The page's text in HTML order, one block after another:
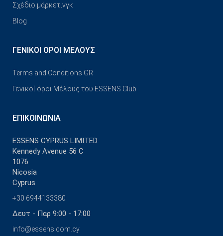
Σχέδιο μάρκετινγκ
Blog
ΓΕΝΙΚΟΊ ΌΡΟΙ ΜΈΛΟΥΣ
Terms and Conditions GR
Γενικοί όροι Μέλους του ESSENS Club
ΕΠΙΚΟΙΝΩΝΊΑ
ESSENS CYPRUS LIMITED
Kennedy Avenue 56 C
1076
Nicosia
Cyprus
+30 6944133380
Δευτ - Παρ 9:00 - 17:00
info@essens.com.cy